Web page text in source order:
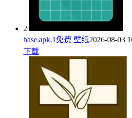
2
base.apk.1免费 壁纸2026-08-03
下载